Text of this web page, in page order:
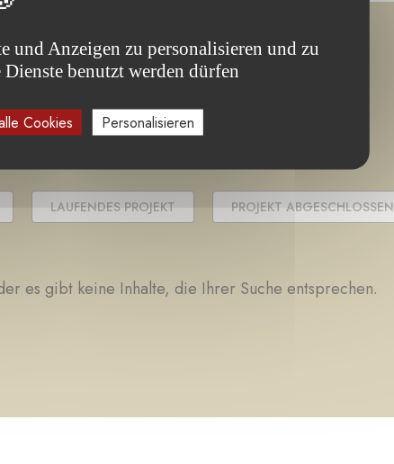
LAUFENDES PROJEKT PROJEKT ABGESCHLOSSEN
es gibt keine Inhalte, die Ihrer Suche entsprechen.
und Anzeigen zu personalisieren und zu
benutzt werden dürfen
Cookies Personalisieren